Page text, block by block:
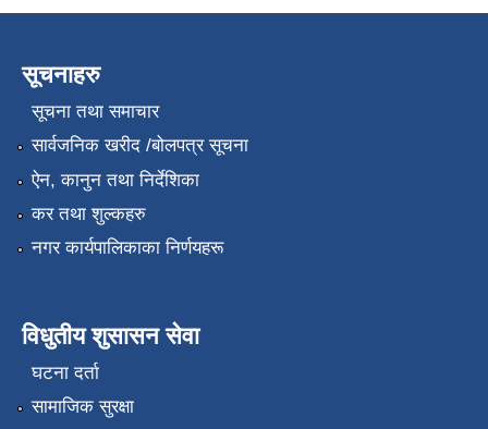
सूचनाहरु
सूचना तथा समाचार
सार्वजनिक खरीद /बोलपत्र सूचना
ऐन, कानुन तथा निर्देशिका
कर तथा शुल्कहरु
नगर कार्यपालिकाका निर्णयहरू
विधुतीय शुसासन सेवा
घटना दर्ता
सामाजिक सुरक्षा